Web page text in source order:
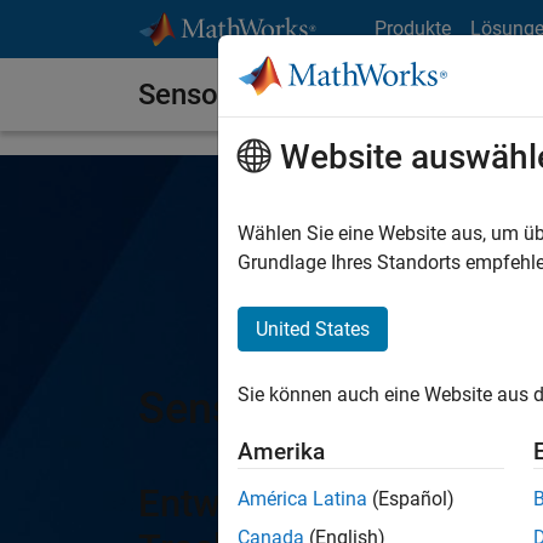
Produkte
Sensor Fusion and Tracking
Sensor Fusion and
Entwurf, Simulation
Website
Wählen Sie eine Website aus, um
Grundlage Ihres Standorts
United States
Sie können auch eine Website aus
Amerika
América Latina (Español)
Canada (English)